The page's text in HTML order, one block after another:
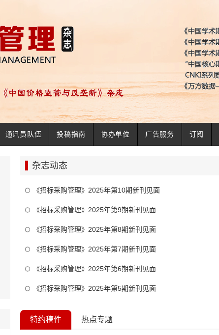
通讯员队伍 投稿指南 协办单位 广告服务 订阅
杂志动态
《招标采购管理》2025年第10期新刊见面
《招标采购管理》2025年第9期新刊见面
《招标采购管理》2025年第8期新刊见面
《招标采购管理》2025年第7期新刊见面
《招标采购管理》2025年第6期新刊见面
《招标采购管理》2025年第5期新刊见面
特约稿件 热点专题